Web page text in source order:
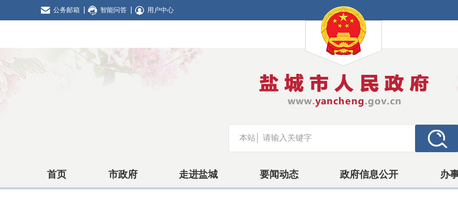
公务邮箱 智能问答 用户中心
本站
首页 市政府 走进盐城 要闻动态 政府信息公开 办